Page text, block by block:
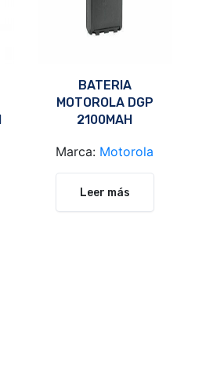
BATERIA
MOTOROLA DGP
2100MAH
Marca: Motorola
Leer más